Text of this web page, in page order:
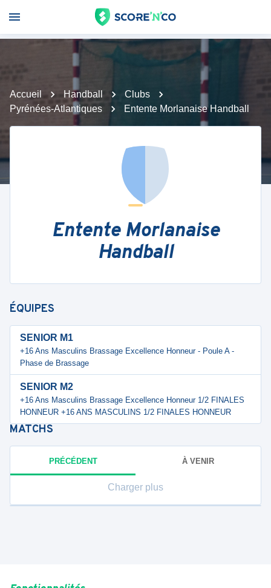
Accueil Handball
Clubs
Pyrénées-Atlantiques
Entente Morlanaise Handball
Entente Morlanaise
Handball
ÉQUIPES
SENIOR M1
+16 Ans Masculins Brassage Excellence Honneur - Poule A -
Phase de Brassage
SENIOR M2
+16 Ans Masculins Brassage Excellence Honneur 1/2 FINALES
HONNEUR +16 ANS MASCULINS 1/2 FINALES HONNEUR
MATCHS
PRÉCÉDENT À VENIR
Charger plus